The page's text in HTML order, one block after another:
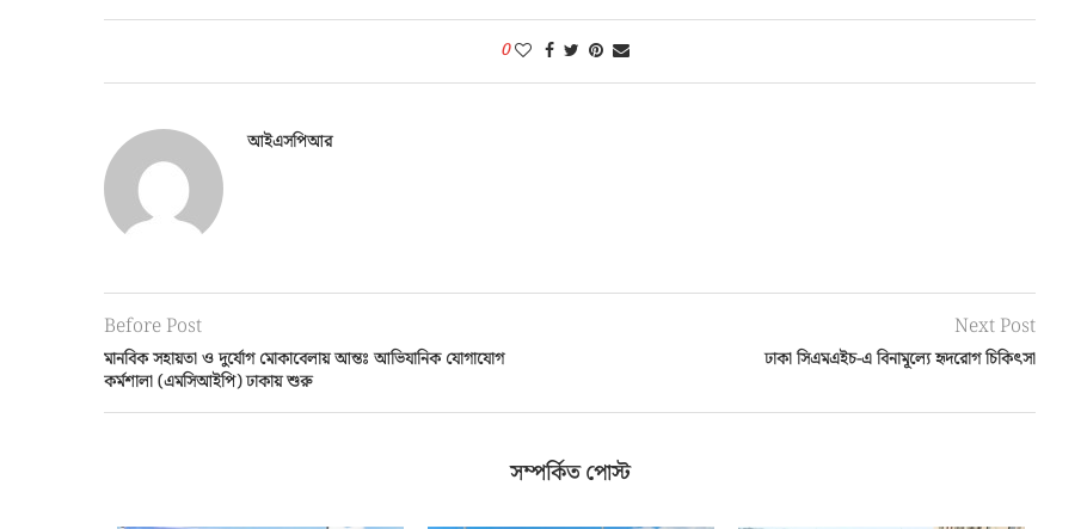
0
আইএসপিআর
Before Post
মানবিক সহায়তা ও দুর্যোগ মোকাবেলায় আন্তঃ আভিযানিক যোগাযোগ
কর্মশালা (এমসিআইপি) ঢাকায় শুরু
Next Post
ঢাকা সিএমএইচ-এ বিনামূল্যে হৃদরোগ চিকিৎসা
সম্পর্কিত পোস্ট